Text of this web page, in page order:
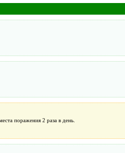
поражения 2 раза в день.